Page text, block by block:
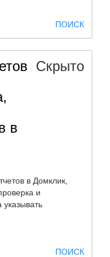
ПОИСК
в
Скрыто
в Домклик,
и
ПОИСК